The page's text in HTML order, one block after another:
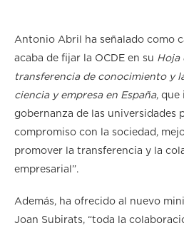
Antonio Abril ha señalado como
acaba de fijar la OCDE en su Hoja
transferencia de conocimiento y
ciencia y empresa en España, que
gobernanza de las universidades
compromiso con la sociedad,
promover la transferencia y la
empresarial”.
Además, ha ofrecido al nuevo
Joan Subirats, “toda la